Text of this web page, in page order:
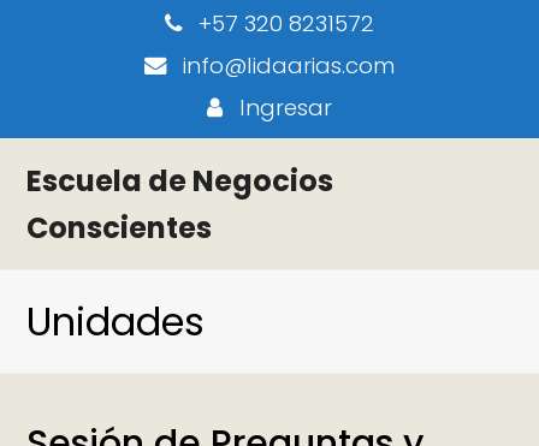
+57 320 8231572
info@lidaarias.com
Ingresar
Escuela de Negocios
Conscientes
Unidades